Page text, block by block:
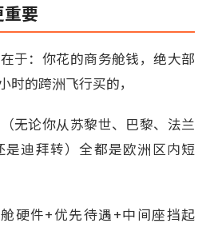
要
于：你花的商务舱钱，绝大部
时的跨洲飞行买的，
无论你从苏黎世、巴黎、法兰
是迪拜转）全都是欧洲区内短
硬件+优先待遇+中间座挡起